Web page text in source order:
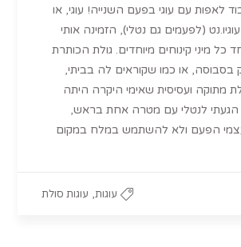
לאפות עם עוגי בפעם השנייה! עוגי, או
(לפעמים גם נטלי), הזמינה אותי
כל מיני קינוחים מיוחדים. גולת הכותרת
או כמו שקוראים לה בביתי,
מתוקה ועסיסית שאימי היקרה היתה
הגעתי לנטלי עם מטרה אחת בראש,
הפעם ולא להשתמש במלח במקום
עוגות, עוגות סולת